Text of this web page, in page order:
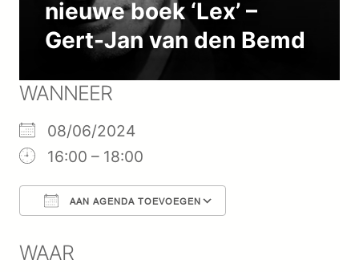
nieuwe boek ‘Lex’ –
Gert-Jan van den Bemd
WANNEER
08/06/2024
16:00 – 18:00
AAN AGENDA TOEVOEGEN
WAAR